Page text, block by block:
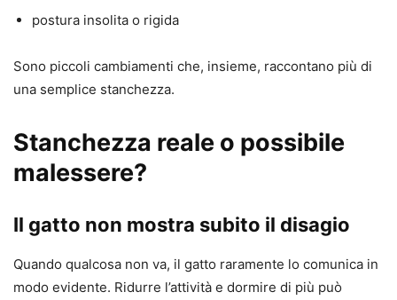
postura insolita o rigida
Sono piccoli cambiamenti che, insieme, raccontano più di
una semplice stanchezza.
Stanchezza reale o possibile
malessere?
Il gatto non mostra subito il disagio
Quando qualcosa non va, il gatto raramente lo comunica in
modo evidente. Ridurre l’attività e dormire di più può